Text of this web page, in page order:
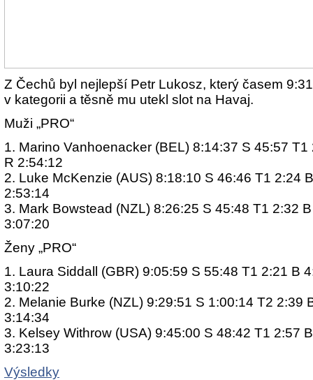
Z Čechů byl nejlepší Petr Lukosz, který časem
v kategorii a těsně mu utekl slot na Havaj.
Muži „PRO“
1. Marino Vanhoenacker (BEL) 8:14:37 S 45:57
R 2:54:12
2. Luke McKenzie (AUS) 8:18:10 S 46:46 T1 2:24
2:53:14
3. Mark Bowstead (NZL) 8:26:25 S 45:48 T1 2:32
3:07:20
Ženy „PRO“
1. Laura Siddall (GBR) 9:05:59 S 55:48 T1 2:21 B
3:10:22
2. Melanie Burke (NZL) 9:29:51 S 1:00:14 T2 2:39
3:14:34
3. Kelsey Withrow (USA) 9:45:00 S 48:42 T1 2:57
3:23:13
Výsledky